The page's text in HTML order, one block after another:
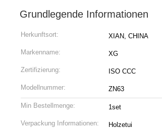
Grundlegende Informationen
Herkunftsort: XIAN, CHINA
Markenname: XG
Zertifizierung: ISO CCC
Modellnummer: ZN63
Min Bestellmenge: 1set
Verpackung Informationen: Holzetui